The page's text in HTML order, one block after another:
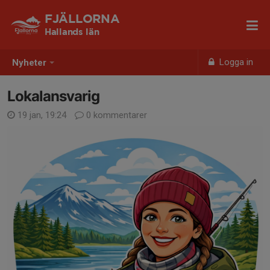
Nyheter Logga in
FJÄLLORNA
Hallands län
Lokalansvarig
19 jan, 19:24 0 kommentarer